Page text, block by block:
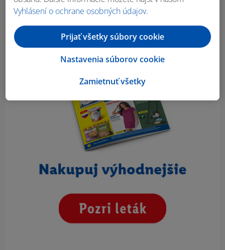
Vyhlásení o ochrane osobných údajov.
Zamietnuť všetky
Nastavenia súborov cookie
Prijať všetky súbory cookie